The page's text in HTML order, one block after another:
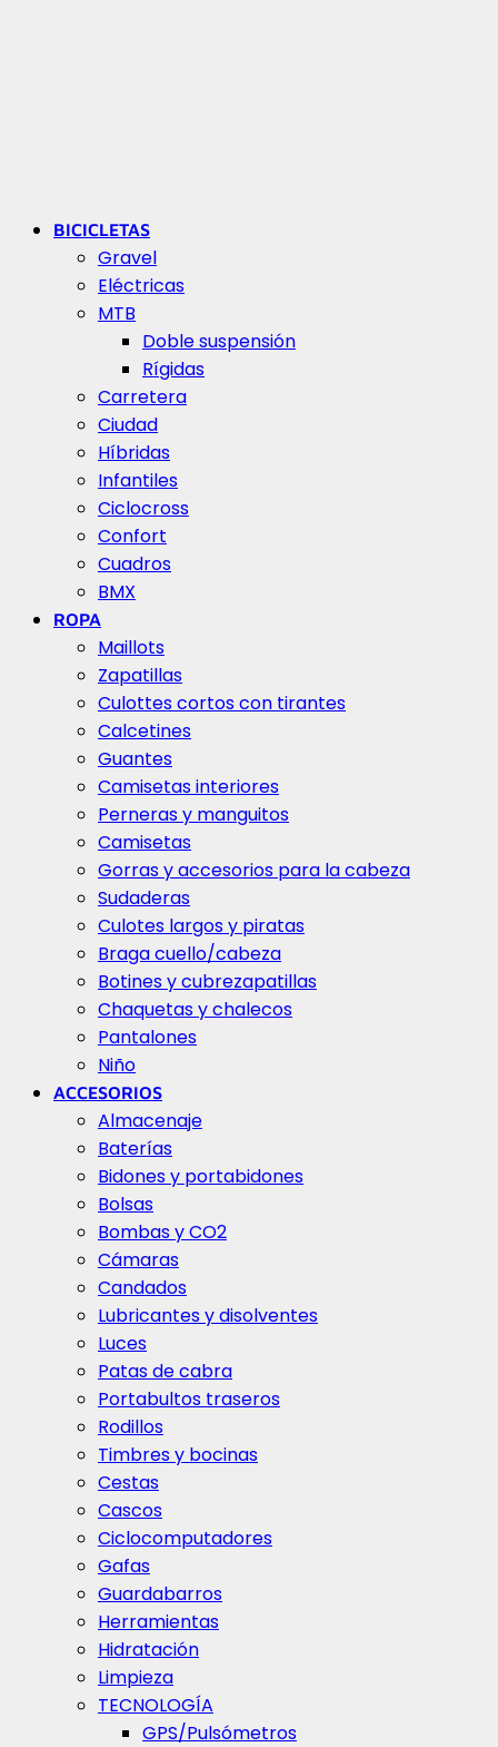
BICICLETAS
Gravel
Eléctricas
MTB
Doble suspensión
Rígidas
Carretera
Ciudad
Híbridas
Infantiles
Ciclocross
Confort
Cuadros
BMX
ROPA
Maillots
Zapatillas
Culottes cortos con tirantes
Calcetines
Guantes
Camisetas interiores
Perneras y manguitos
Camisetas
Gorras y accesorios para la cabeza
Sudaderas
Culotes largos y piratas
Braga cuello/cabeza
Botines y cubrezapatillas
Chaquetas y chalecos
Pantalones
Niño
ACCESORIOS
Almacenaje
Baterías
Bidones y portabidones
Bolsas
Bombas y CO2
Cámaras
Candados
Lubricantes y disolventes
Luces
Patas de cabra
Portabultos traseros
Rodillos
Timbres y bocinas
Cestas
Cascos
Ciclocomputadores
Gafas
Guardabarros
Herramientas
Hidratación
Limpieza
TECNOLOGÍA
GPS/Pulsómetros